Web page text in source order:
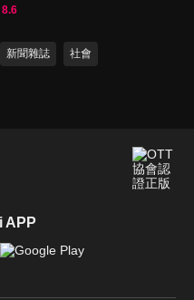
8.6
新聞雜誌 社會
APP